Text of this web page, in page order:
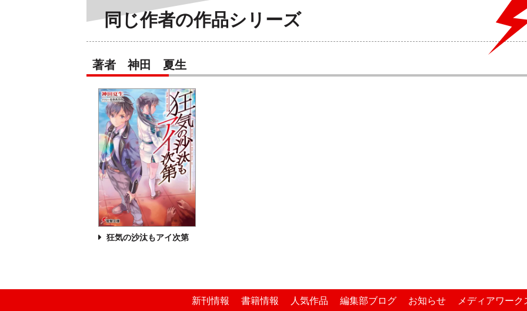
同じ作者の作品シリーズ
著者 神田 夏生
狂気の沙汰もアイ次第
新刊情報 書籍情報 人気作品 編集部ブログ お知らせ メディアワーク